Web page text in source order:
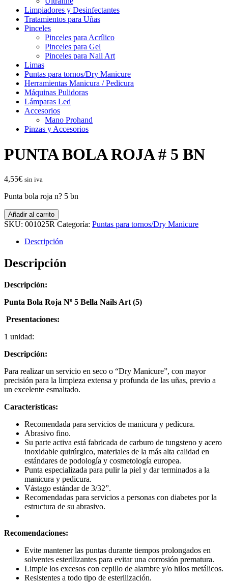
Limpiadores y Desinfectantes
Tratamientos para Uñas
Pinceles
Pinceles para Acrílico
Pinceles para Gel
Pinceles para Nail Art
Limas
Puntas para tornos/Dry Manicure
Herramientas Manicura / Pedicura
Máquinas Pulidoras
Lámparas Led
Accesorios
Mano Prohand
Pinzas y Accesorios
PUNTA BOLA ROJA # 5 BN
4,55€ sin iva
Punta bola roja n? 5 bn
PUNTA
BOLA
BN
cantidad
Añadir al carrito
SKU: 001025R Categoría: Puntas para tornos/Dry Manicure
Descripción
Descripción
Descripción:
Punta Bola Roja Nº 5 Bella Nails Art (5)
Presentaciones:
1 unidad:
Descripción:
Para realizar un servicio en seco o “Dry Manicure”, con mayor
precisión para la limpieza extensa y profunda de las uñas, previo a
un excelente esmaltado.
Características:
Recomendada para servicios de manicura y pedicura.
Abrasivo fino.
Su parte activa está fabricada de carburo de tungsteno y acero
inoxidable quirúrgico, materiales de la más alta calidad en
estándares de podología y cosmetología europea.
Punta especializada para pulir la piel y dar terminados a la
manicura y pedicura.
Vástago estándar de 3/32”.
Recomendadas para servicios a personas con diabetes por la
estructura de su abrasivo.
Recomendaciones:
Evite mantener las puntas durante tiempos prolongados en
solventes esterilizantes para evitar una corrosión prematura.
Limpie los excesos con cepillo de alambre y/o hilos metálicos.
Resistentes a todo tipo de esterilización.